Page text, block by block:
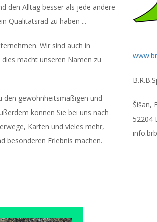
den Alltag besser als jede andere
Qualitätsrad zu haben ...
Wir sind auch in
macht unseren Namen zu
den gewohnheitsmäßigen und
können Sie bei uns nach
Karten und vieles mehr,
besonderen Erlebnis machen.
Šišan,
52204